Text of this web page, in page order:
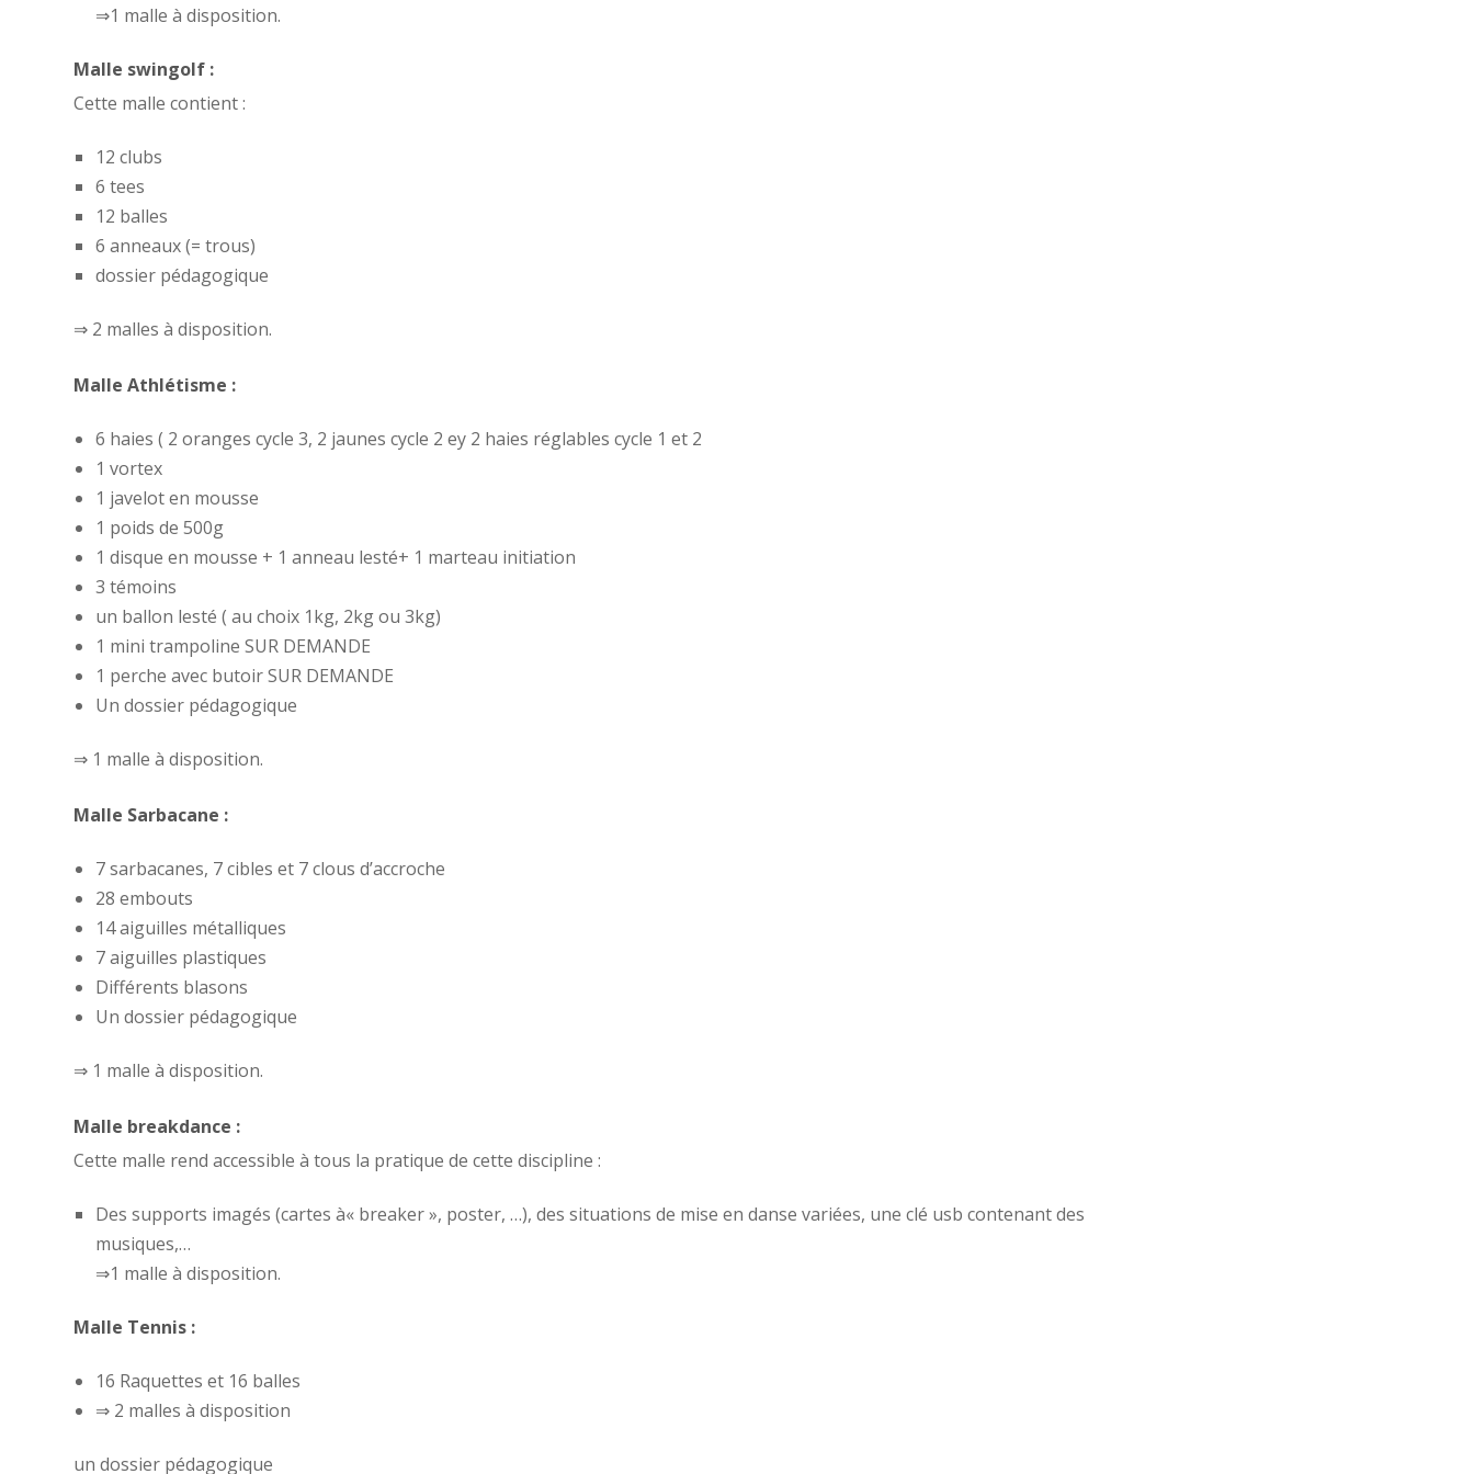
⇒1 malle à disposition.
Malle swingolf :
Cette malle contient :
12 clubs
6 tees
12 balles
6 anneaux (= trous)
dossier pédagogique
⇒ 2 malles à disposition.
Malle Athlétisme :
6 haies ( 2 oranges cycle 3, 2 jaunes cycle 2 ey 2 haies réglables cycle 1 et 2
1 vortex
1 javelot en mousse
1 poids de 500g
1 disque en mousse + 1 anneau lesté+ 1 marteau initiation
3 témoins
un ballon lesté ( au choix 1kg, 2kg ou 3kg)
1 mini trampoline SUR DEMANDE
1 perche avec butoir SUR DEMANDE
Un dossier pédagogique
⇒ 1 malle à disposition.
Malle Sarbacane :
7 sarbacanes, 7 cibles et 7 clous d’accroche
28 embouts
14 aiguilles métalliques
7 aiguilles plastiques
Différents blasons
Un dossier pédagogique
⇒ 1 malle à disposition.
Malle breakdance :
Cette malle rend accessible à tous la pratique de cette discipline :
Des supports imagés (cartes à« breaker », poster, …), des situations de mise en danse variées, une clé usb contenant des
musiques,…
⇒1 malle à disposition.
Malle Tennis :
16 Raquettes et 16 balles
⇒ 2 malles à disposition
un dossier pédagogique